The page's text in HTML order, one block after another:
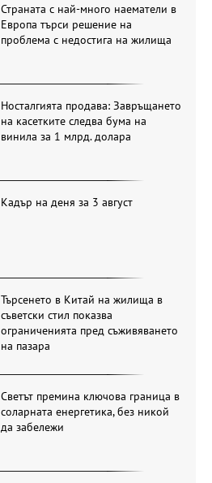
Страната с най-много наематели в
Европа търси решение на
проблема с недостига на жилища
Носталгията продава: Завръщането
на касетките следва бума на
винила за 1 млрд. долара
Кадър на деня за 3 август
Търсенето в Китай на жилища в
съветски стил показва
ограниченията пред съживяването
на пазара
Светът премина ключова граница в
соларната енергетика, без никой
да забележи